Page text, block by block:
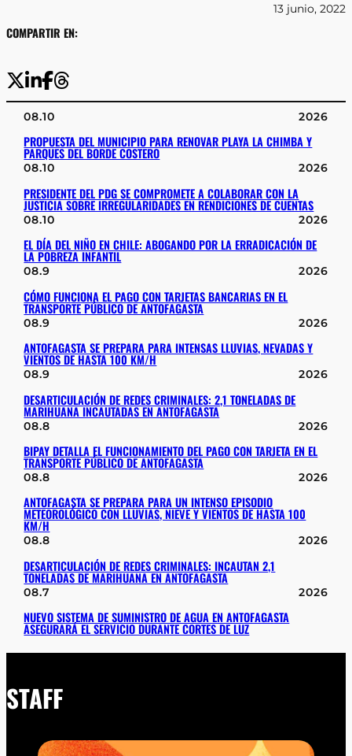
COMPARTIR EN:
13 junio, 2022
08.10 2026
PROPUESTA DEL MUNICIPIO PARA RENOVAR PLAYA LA CHIMBA Y
PARQUES DEL BORDE COSTERO
08.10 2026
PRESIDENTE DEL PDG SE COMPROMETE A COLABORAR CON LA
JUSTICIA SOBRE IRREGULARIDADES EN RENDICIONES DE CUENTAS
08.10 2026
EL DÍA DEL NIÑO EN CHILE: ABOGANDO POR LA ERRADICACIÓN DE
LA POBREZA INFANTIL
08.9 2026
CÓMO FUNCIONA EL PAGO CON TARJETAS BANCARIAS EN EL
TRANSPORTE PÚBLICO DE ANTOFAGASTA
08.9 2026
ANTOFAGASTA SE PREPARA PARA INTENSAS LLUVIAS, NEVADAS Y
VIENTOS DE HASTA 100 KM/H
08.9 2026
DESARTICULACIÓN DE REDES CRIMINALES: 2,1 TONELADAS DE
MARIHUANA INCAUTADAS EN ANTOFAGASTA
08.8 2026
BIPAY DETALLA EL FUNCIONAMIENTO DEL PAGO CON TARJETA EN EL
TRANSPORTE PÚBLICO DE ANTOFAGASTA
08.8 2026
ANTOFAGASTA SE PREPARA PARA UN INTENSO EPISODIO
METEOROLÓGICO CON LLUVIAS, NIEVE Y VIENTOS DE HASTA 100
KM/H
08.8 2026
DESARTICULACIÓN DE REDES CRIMINALES: INCAUTAN 2,1
TONELADAS DE MARIHUANA EN ANTOFAGASTA
08.7 2026
NUEVO SISTEMA DE SUMINISTRO DE AGUA EN ANTOFAGASTA
ASEGURARÁ EL SERVICIO DURANTE CORTES DE LUZ
STAFF